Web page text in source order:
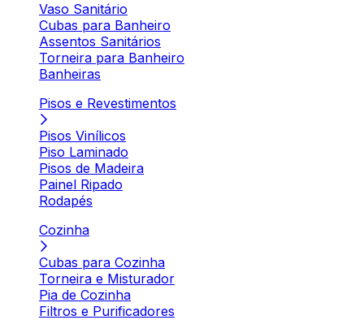
Vaso Sanitário
Cubas para Banheiro
Assentos Sanitários
Torneira para Banheiro
Banheiras
Pisos e Revestimentos
Pisos Vinílicos
Piso Laminado
Pisos de Madeira
Painel Ripado
Rodapés
Cozinha
Cubas para Cozinha
Torneira e Misturador
Pia de Cozinha
Filtros e Purificadores